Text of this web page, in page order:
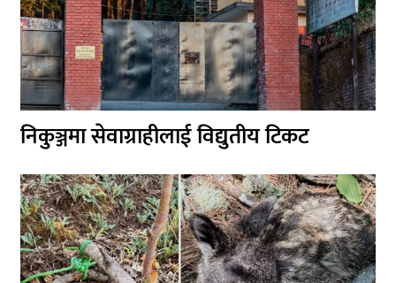
निकुञ्जमा सेवाग्राहीलाई विद्युतीय टिकट